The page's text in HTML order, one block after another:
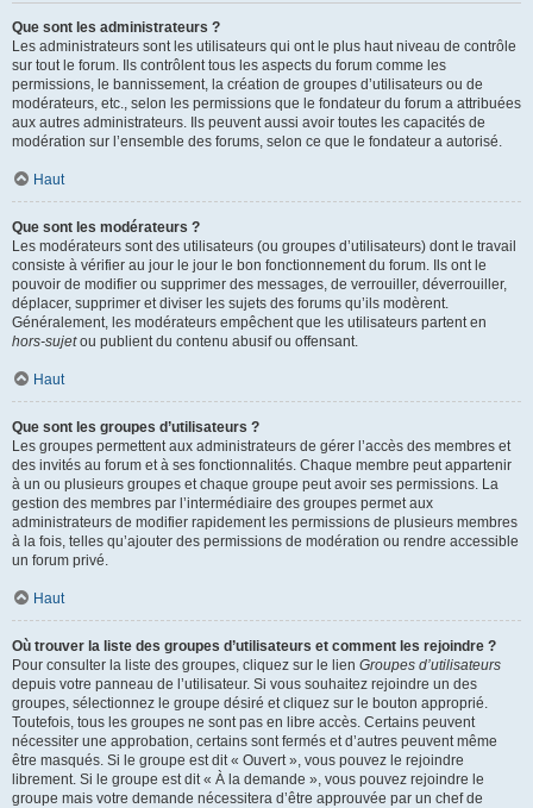
Que sont les administrateurs ?
Les administrateurs sont les utilisateurs qui ont le plus haut niveau de contrôle
sur tout le forum. Ils contrôlent tous les aspects du forum comme les
permissions, le bannissement, la création de groupes d’utilisateurs ou de
modérateurs, etc., selon les permissions que le fondateur du forum a attribuées
aux autres administrateurs. Ils peuvent aussi avoir toutes les capacités de
modération sur l’ensemble des forums, selon ce que le fondateur a autorisé.
Haut
Que sont les modérateurs ?
Les modérateurs sont des utilisateurs (ou groupes d’utilisateurs) dont le travail
consiste à vérifier au jour le jour le bon fonctionnement du forum. Ils ont le
pouvoir de modifier ou supprimer des messages, de verrouiller, déverrouiller,
déplacer, supprimer et diviser les sujets des forums qu’ils modèrent.
Généralement, les modérateurs empêchent que les utilisateurs partent en
hors-sujetou publient du contenu abusif ou offensant.
Haut
Que sont les groupes d’utilisateurs ?
Les groupes permettent aux administrateurs de gérer l’accès des membres et
des invités au forum et à ses fonctionnalités. Chaque membre peut appartenir
à un ou plusieurs groupes et chaque groupe peut avoir ses permissions. La
gestion des membres par l’intermédiaire des groupes permet aux
administrateurs de modifier rapidement les permissions de plusieurs membres
à la fois, telles qu’ajouter des permissions de modération ou rendre accessible
un forum privé.
Haut
Où trouver la liste des groupes d’utilisateurs et comment les rejoindre ?
Pour consulter la liste des groupes, cliquez sur le lien Groupes d’utilisateurs
depuis votre panneau de l’utilisateur. Si vous souhaitez rejoindre un des
groupes, sélectionnez le groupe désiré et cliquez sur le bouton approprié.
Toutefois, tous les groupes ne sont pas en libre accès. Certains peuvent
nécessiter une approbation, certains sont fermés et d’autres peuvent même
être masqués. Si le groupe est dit « Ouvert », vous pouvez le rejoindre
librement. Si le groupe est dit « À la demande », vous pouvez rejoindre le
groupe mais votre demande nécessitera d’être approuvée par un chef de